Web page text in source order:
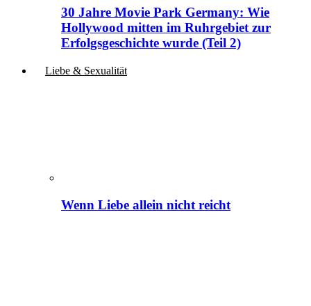
30 Jahre Movie Park Germany: Wie
Hollywood mitten im Ruhrgebiet zur
Erfolgsgeschichte wurde (Teil 2)
Liebe & Sexualität
Wenn Liebe allein nicht reicht